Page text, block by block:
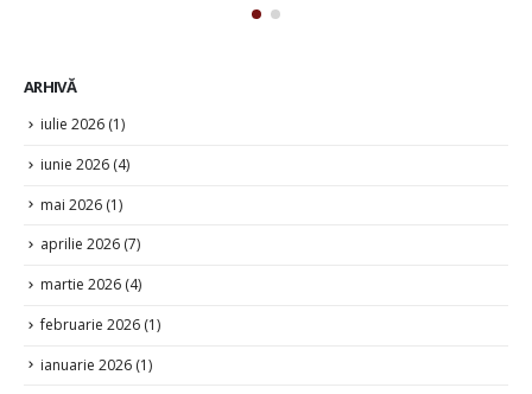
ARHIVĂ
iulie 2026 (1)
iunie 2026 (4)
mai 2026 (1)
aprilie 2026 (7)
martie 2026 (4)
februarie 2026 (1)
ianuarie 2026 (1)